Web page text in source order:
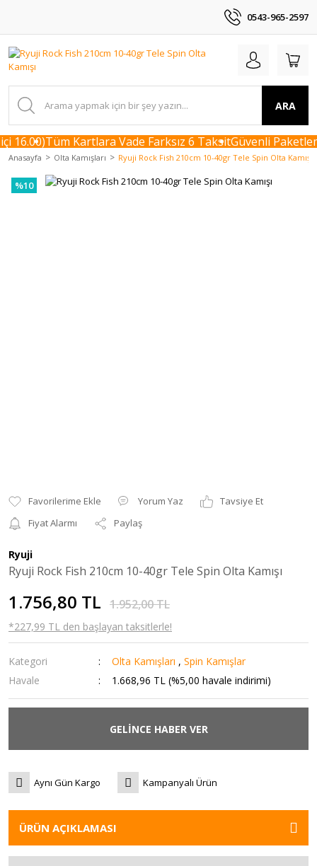
0543-965-2597
ARA
16.00)Tüm Kartlara Vade Farksız 6 TaksitGüvenli
Anasayfa Olta Kamışları Ryuji Rock Fish 210cm 10-40gr Tele Spin Olta Kamışı
%10
Yorum Yaz
Tavsiye Et
Fiyat Alarmı
Paylaş
Ryuji
Ryuji Rock Fish 210cm 10-40gr Tele Spin Olta Kamışı
1.756,80 TL 1.952,00 TL
*227,99 TL den başlayan taksitlerle!
Kategori Olta Kamışları ,Spin Kamışlar
Havale
1.668,96 TL (%5,00 havale indirimi)
GELİNCE HABER VER
Aynı Gün Kargo Kampanyalı Ürün
ÜRÜN AÇIKLAMASI